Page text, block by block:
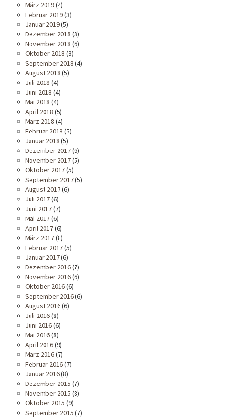
März 2019(4)
Februar 2019(3)
Januar 2019(5)
Dezember 2018 (3)
November 2018 (6)
Oktober 2018 (3)
September 2018 (4)
August 2018 (5)
Juli 2018 (4)
Juni 2018 (4)
Mai 2018 (4)
April 2018 (5)
März 2018 (4)
Februar 2018 (5)
Januar 2018 (5)
Dezember 2017(6)
November 2017(5)
Oktober 2017(5)
September 2017(5)
August 2017(6)
Juli 2017(6)
Juni 2017(7)
Mai 2017(6)
April 2017(6)
März 2017(8)
Februar 2017(5)
Januar 2017(6)
Dezember 2016(7)
November 2016(6)
Oktober 2016(6)
September 2016(6)
August 2016(6)
Juli 2016(8)
Juni 2016(6)
Mai 2016(8)
April 2016(9)
März 2016(7)
Februar 2016(7)
Januar 2016(8)
Dezember 2015 (7)
November 2015 (8)
Oktober 2015 (9)
September 2015 (7)